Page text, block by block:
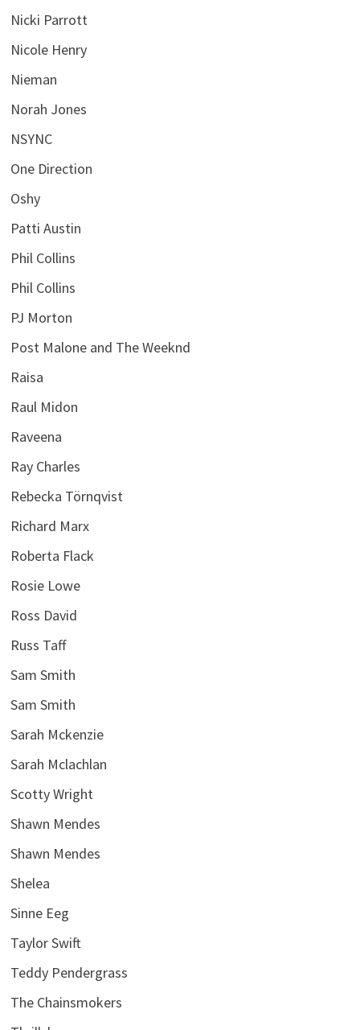
Nicki Parrott
Nicole Henry
Nieman
Norah Jones
NSYNC
One Direction
Oshy
Patti Austin
Phil Collins
Phil Collins
PJ Morton
Post Malone and The Weeknd
Raisa
Raul Midon
Raveena
Ray Charles
Rebecka Törnqvist
Richard Marx
Roberta Flack
Rosie Lowe
Ross David
Russ Taff
Sam Smith
Sam Smith
Sarah Mckenzie
Sarah Mclachlan
Scotty Wright
Shawn Mendes
Shawn Mendes
Shelea
Sinne Eeg
Taylor Swift
Teddy Pendergrass
The Chainsmokers